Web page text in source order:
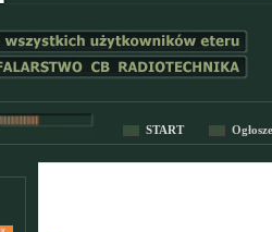
START